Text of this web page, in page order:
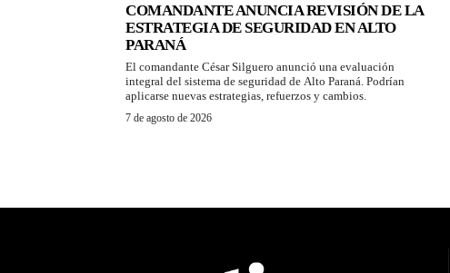
COMANDANTE ANUNCIA REVISIÓN DE LA
ESTRATEGIA DE SEGURIDAD EN ALTO
PARANÁ
El comandante César Silguero anunció una evaluación
integral del sistema de seguridad de Alto Paraná. Podrían
aplicarse nuevas estrategias, refuerzos y cambios.
7 de agosto de 2026